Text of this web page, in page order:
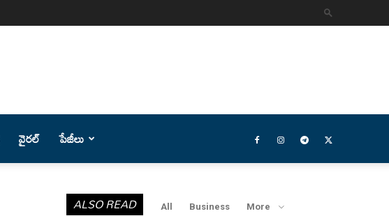
వైరల్ పేజీలు
ALSO READ All Business More